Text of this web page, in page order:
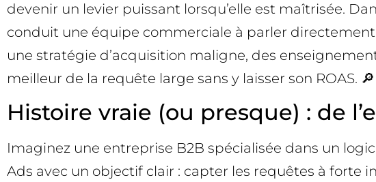
devenir un levier puissant lorsqu’elle est maîtrisée.
conduit une équipe commerciale à parler
une stratégie d’acquisition maligne, des
meilleur de la requête large sans y laisser son ROAS. 🔎
Histoire vraie (ou presque) : de
Imaginez une entreprise B2B spécialisée dans un
Ads avec un objectif clair : capter les requêtes à forte